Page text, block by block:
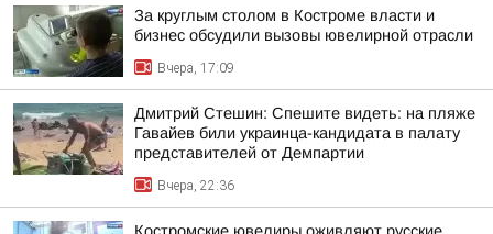
За круглым столом в Костроме власти и
бизнес обсудили вызовы ювелирной отрасли
Вчера, 17:09
Дмитрий Стешин: Спешите видеть: на пляже
Гавайев били украинца-кандидата в палату
представителей от Демпартии
Вчера, 22:36